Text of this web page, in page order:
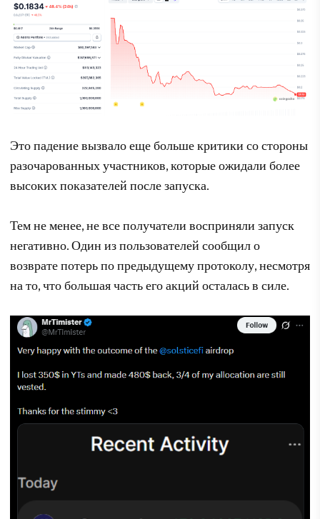
Это падение вызвало еще больше критики со стороны
разочарованных участников, которые ожидали более
высоких показателей после запуска.
Тем не менее, не все получатели восприняли запуск
негативно. Один из пользователей сообщил о
возврате потерь по предыдущему протоколу, несмотря
на то, что большая часть его акций осталась в силе.